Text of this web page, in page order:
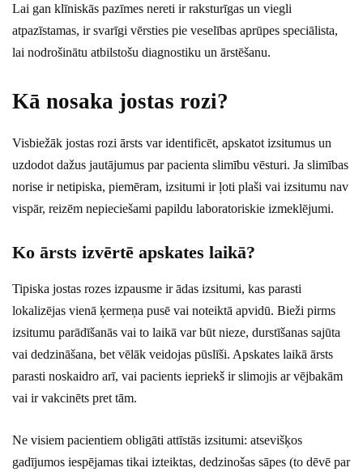
Lai gan klīniskās pazīmes nereti ir raksturīgas un viegli
atpazīstamas, ir svarīgi vērsties pie veselības aprūpes speciālista,
lai nodrošinātu atbilstošu diagnostiku un ārstēšanu.
Kā nosaka jostas rozi?
Visbiežāk jostas rozi ārsts var identificēt, apskatot izsitumus un
uzdodot dažus jautājumus par pacienta slimību vēsturi. Ja slimības
norise ir netipiska, piemēram, izsitumi ir ļoti plaši vai izsitumu nav
vispār, reizēm nepieciešami papildu laboratoriskie izmeklējumi.
Ko ārsts izvērtē apskates laikā?
Tipiska jostas rozes izpausme ir ādas izsitumi, kas parasti
lokalizējas vienā ķermeņa pusē vai noteiktā apvidū. Bieži pirms
izsitumu parādīšanās vai to laikā var būt nieze, durstīšanas sajūta
vai dedzināšana, bet vēlāk veidojas pūslīši. Apskates laikā ārsts
parasti noskaidro arī, vai pacients iepriekš ir slimojis ar vējbakām
vai ir vakcinēts pret tām.
Ne visiem pacientiem obligāti attīstās izsitumi: atsevišķos
gadījumos iespējamas tikai izteiktas, dedzinošas sāpes (to dēvē par